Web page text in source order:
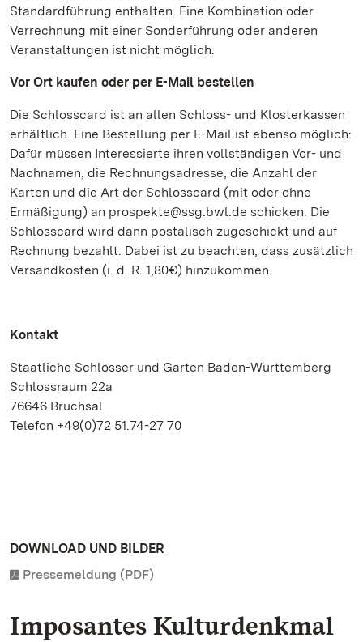
Standardführung enthalten. Eine Kombination oder
Verrechnung mit einer Sonderführung oder anderen
Veranstaltungen ist nicht möglich.
Vor Ort kaufen oder per E-Mail bestellen
Die Schlosscard ist an allen Schloss- und Klosterkassen
erhältlich. Eine Bestellung per E-Mail ist ebenso möglich:
Dafür müssen Interessierte ihren vollständigen Vor- und
Nachnamen, die Rechnungsadresse, die Anzahl der
Karten und die Art der Schlosscard (mit oder ohne
Ermäßigung) an prospekte@ssg.bwl.de schicken. Die
Schlosscard wird dann postalisch zugeschickt und auf
Rechnung bezahlt. Dabei ist zu beachten, dass zusätzlich
Versandkosten (i. d. R. 1,80€) hinzukommen.
Kontakt
Staatliche Schlösser und Gärten Baden-Württemberg
Schlossraum 22a
76646 Bruchsal
Telefon +49(0)72 51.74-27 70
DOWNLOAD UND BILDER
Pressemeldung (PDF)
Imposantes Kulturdenkmal